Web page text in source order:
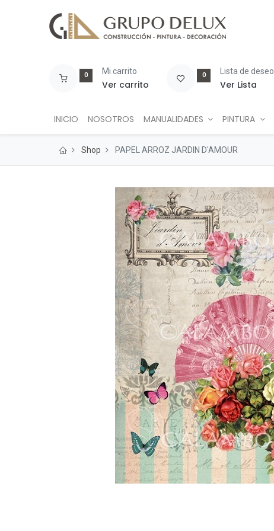
0 Mi carrito
Ver carrito
0 Lista de
Ver Lista
INICIO NOSOTROS MANUALIDADES PINTURA
Shop PAPEL ARROZ JARDIN D'AMOUR